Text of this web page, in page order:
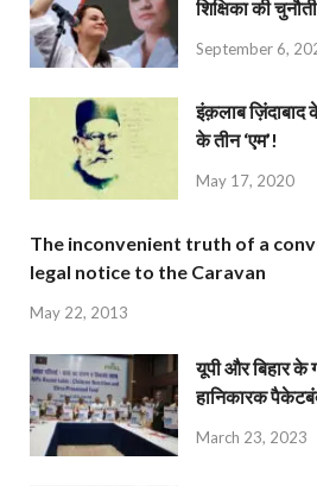
शिक्षिका की चुनौती
September 6,
इंक़लाब ज़िंदाबाद
के तीन ‘एम’!
May 17, 2020
The inconvenient truth of a
legal notice to the Caravan
May 22, 2013
यूपी और बिहार के
हानिकारक
March 23, 2023